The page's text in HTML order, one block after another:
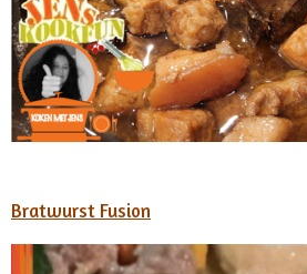
Bratwurst Fusion